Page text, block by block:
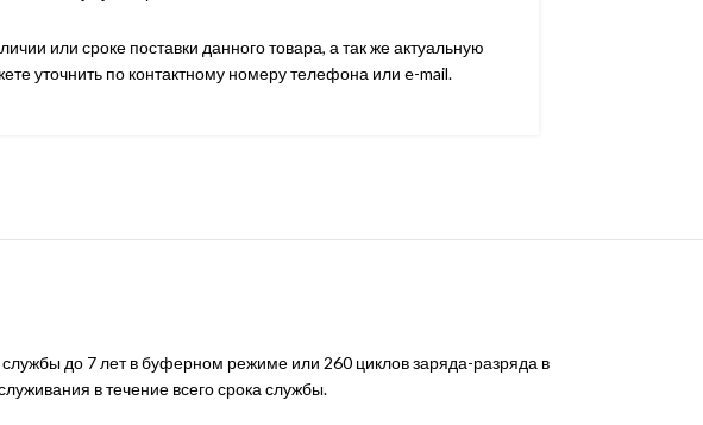
или сроке поставки данного товара, а так же актуальную
уточнить по контактному номеру телефона или e-mail.
до 7 лет в буферном режиме или 260 циклов заряда-разряда в
в течение всего срока службы.